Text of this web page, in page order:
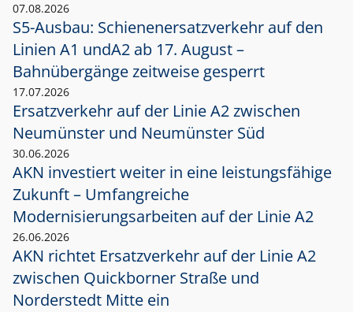
07.08.2026
S5-Ausbau: Schienenersatzverkehr auf den
Linien A1 undA2 ab 17. August –
Bahnübergänge zeitweise gesperrt
17.07.2026
Ersatzverkehr auf der Linie A2 zwischen
Neumünster und Neumünster Süd
30.06.2026
AKN investiert weiter in eine leistungsfähige
Zukunft – Umfangreiche
Modernisierungsarbeiten auf der Linie A2
26.06.2026
AKN richtet Ersatzverkehr auf der Linie A2
zwischen Quickborner Straße und
Norderstedt Mitte ein